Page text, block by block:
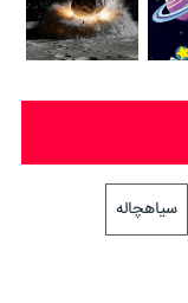
سیاهچاله